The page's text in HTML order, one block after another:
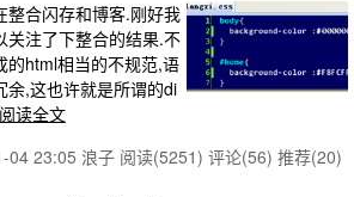
整合闪存和博客.刚好我
关注了下整合的结果.不
的html相当的不规范,语
余,这也许就是所谓的di
阅读全文
04 23:05 浪子 阅读(5251) 评论(56) 推荐(20)